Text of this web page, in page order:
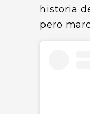
historia
pero